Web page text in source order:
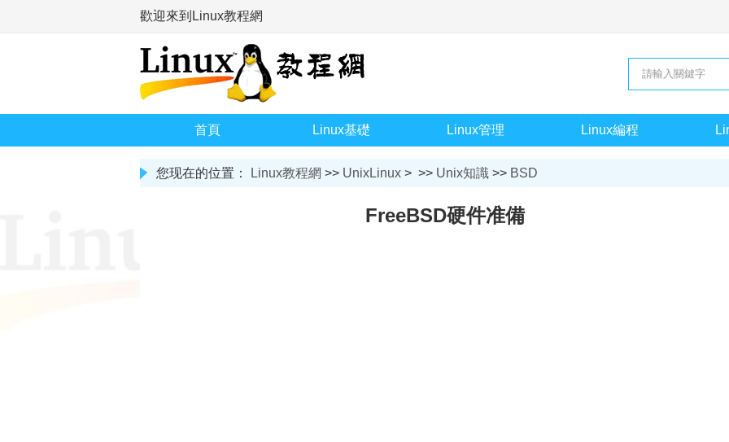
歡迎來到Linux教程網
首頁 Linux基礎 Linux管理 Linux編程
您现在的位置： Linux教程網 >> UnixLinux > >> Unix知識 >> BSD
FreeBSD硬件准備